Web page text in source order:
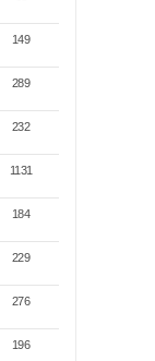
149
289
232
1131
184
229
276
196